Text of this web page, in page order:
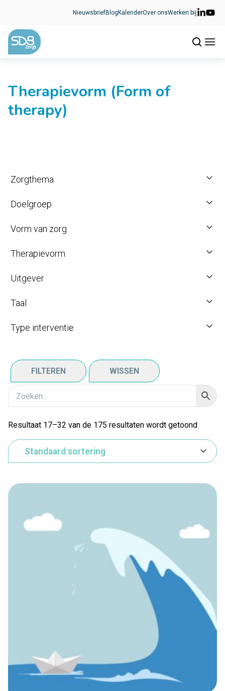
NieuwsbriefBlog KalenderOver onsWerken bij
Therapievorm (Form of
therapy)
Zorgthema
Doelgroep
Vorm van zorg
Therapievorm
Uitgever
Taal
Type interventie
FILTEREN WISSEN
Resultaat 17–32 van de 175 resultaten wordt getoond